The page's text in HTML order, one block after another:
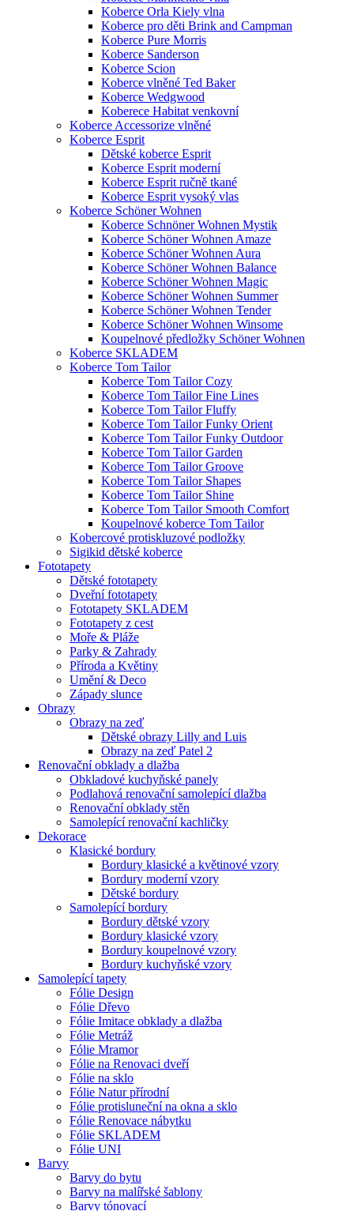
Koberce Orla Kiely vlna
Koberce pro děti Brink and Campman
Koberce Pure Morris
Koberce Sanderson
Koberce Scion
Koberce vlněné Ted Baker
Koberce Wedgwood
Koberece Habitat venkovní
Koberce Accessorize vlněné
Koberce Esprit
Dětské koberce Esprit
Koberce Esprit moderní
Koberce Esprit ručně tkané
Koberce Esprit vysoký vlas
Koberce Schöner Wohnen
Koberce Schnöner Wohnen Mystik
Koberce Schöner Wohnen Amaze
Koberce Schöner Wohnen Aura
Koberce Schöner Wohnen Balance
Koberce Schöner Wohnen Magic
Koberce Schöner Wohnen Summer
Koberce Schöner Wohnen Tender
Koberce Schöner Wohnen Winsome
Koupelnové předložky Schöner Wohnen
Koberce SKLADEM
Koberce Tom Tailor
Koberce Tom Tailor Cozy
Koberce Tom Tailor Fine Lines
Koberce Tom Tailor Fluffy
Koberce Tom Tailor Funky Orient
Koberce Tom Tailor Funky Outdoor
Koberce Tom Tailor Garden
Koberce Tom Tailor Groove
Koberce Tom Tailor Shapes
Koberce Tom Tailor Shine
Koberce Tom Tailor Smooth Comfort
Koupelnové koberce Tom Tailor
Kobercové protiskluzové podložky
Sigikid dětské koberce
Fototapety
Dětské fototapety
Dveřní fototapety
Fototapety SKLADEM
Fototapety z cest
Moře & Pláže
Parky & Zahrady
Příroda a Květiny
Umění & Deco
Západy slunce
Obrazy
Obrazy na zeď
Dětské obrazy Lilly and Luis
Obrazy na zeď Patel 2
Renovační obklady a dlažba
Obkladové kuchyňské panely
Podlahová renovační samolepící dlažba
Renovační obklady stěn
Samolepící renovační kachličky
Dekorace
Klasické bordury
Bordury klasické a květinové vzory
Bordury moderní vzory
Dětské bordury
Samolepící bordury
Bordury dětské vzory
Bordury klasické vzory
Bordury koupelnové vzory
Bordury kuchyňské vzory
Samolepící tapety
Fólie Design
Fólie Dřevo
Fólie Imitace obklady a dlažba
Fólie Metráž
Fólie Mramor
Fólie na Renovaci dveří
Fólie na sklo
Fólie Natur přírodní
Fólie protisluneční na okna a sklo
Fólie Renovace nábytku
Fólie SKLADEM
Fólie UNI
Barvy
Barvy do bytu
Barvy na malířské šablony
Barvy tónovací